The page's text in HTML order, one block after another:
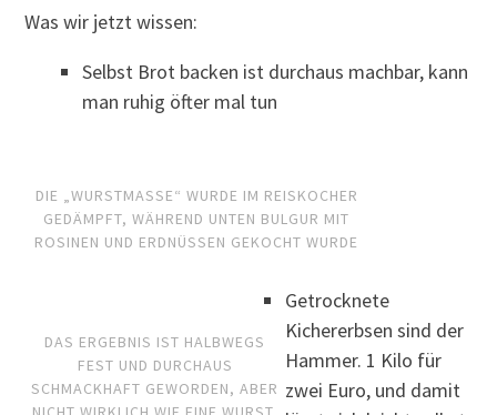
Was wir jetzt wissen:
Selbst Brot backen ist durchaus machbar, kann
man ruhig öfter mal tun
DIE „WURSTMASSE“ WURDE IM REISKOCHER
GEDÄMPFT, WÄHREND UNTEN BULGUR MIT
ROSINEN UND ERDNÜSSEN GEKOCHT WURDE
DAS ERGEBNIS IST HALBWEGS
FEST UND DURCHAUS
SCHMACKHAFT GEWORDEN, ABER
Getrocknete
Kichererbsen sind der
Hammer. 1 Kilo für
zwei Euro, und damit